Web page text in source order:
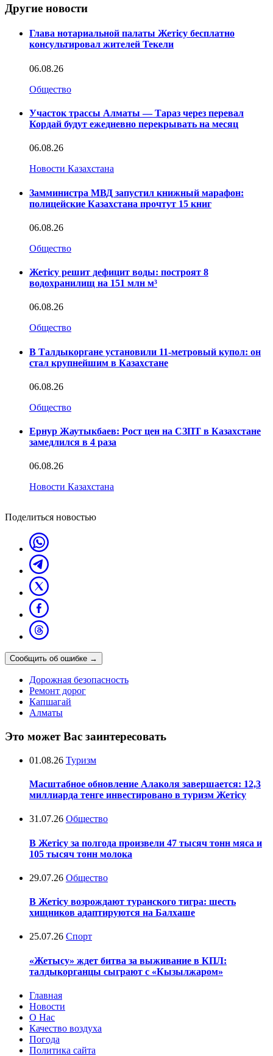
Другие новости
Глава нотариальной палаты Жетісу бесплатно
консультировал жителей Текели
06.08.26
Общество
Участок трассы Алматы — Тараз через перевал
Кордай будут ежедневно перекрывать на месяц
06.08.26
Новости Казахстана
Замминистра МВД запустил книжный марафон:
полицейские Казахстана прочтут 15 книг
06.08.26
Общество
Жетісу решит дефицит воды: построят 8
водохранилищ на 151 млн м³
06.08.26
Общество
В Талдыкоргане установили 11-метровый купол: он
стал крупнейшим в Казахстане
06.08.26
Общество
Ернур Жаутыкбаев: Рост цен на СЗПТ в Казахстане
замедлился в 4 раза
06.08.26
Новости Казахстана
Поделиться новостью
Сообщить об ошибке →
Дорожная безопасность
Ремонт дорог
Капшагай
Алматы
Это может Вас заинтересовать
01.08.26 Туризм
Масштабное обновление Алаколя завершается: 12,3
миллиарда тенге инвестировано в туризм Жетісу
31.07.26 Общество
В Жетісу за полгода произвели 47 тысяч тонн мяса и
105 тысяч тонн молока
29.07.26 Общество
В Жетісу возрождают туранского тигра: шесть
хищников адаптируются на Балхаше
25.07.26 Спорт
«Жетысу» ждет битва за выживание в КПЛ:
талдыкорганцы сыграют с «Кызылжаром»
Главная
Новости
О Нас
Качество воздуха
Погода
Политика сайта